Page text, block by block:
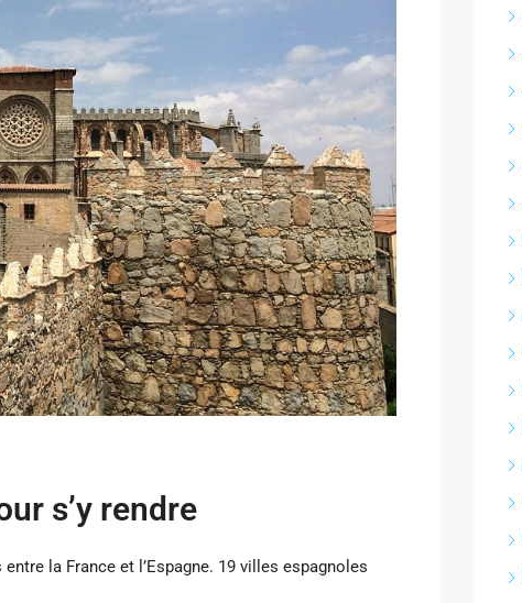
s’y rendre
la France et l’Espagne. 19 villes espagnoles